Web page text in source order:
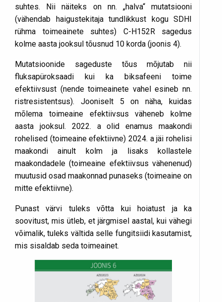
suhtes. Nii näiteks on nn. „halva“ mutatsiooni
(vähendab haigustekitaja tundlikkust kogu SDHI
rühma toimeainete suhtes) C-H152R sagedus
kolme aasta jooksul tõusnud 10 korda (joonis 4).
Mutatsioonide sageduste tõus mõjutab nii
fluksapüroksaadi kui ka biksafeeni toime
efektiivsust (nende toimeainete vahel esineb nn.
ristresistentsus). Jooniselt 5 on näha, kuidas
mõlema toimeaine efektiivsus väheneb kolme
aasta jooksul. 2022. a olid enamus maakondi
rohelised (toimeaine efektiivne) 2024. a jäi rohelisi
maakondi ainult kolm ja lisaks kollastele
maakondadele (toimeaine efektiivsus vähenenud)
muutusid osad maakonnad punaseks (toimeaine on
mitte efektiivne).
Punast värvi tuleks võtta kui hoiatust ja ka
soovitust, mis ütleb, et järgmisel aastal, kui vähegi
võimalik, tuleks vältida selle fungitsiidi kasutamist,
mis sisaldab seda toimeainet.